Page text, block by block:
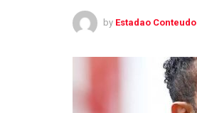
by Estadao Conteudo